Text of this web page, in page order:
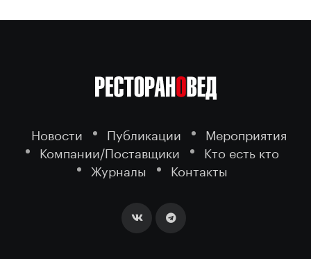
Новости Публикации
Мероприятия
Компании/Поставщики
Кто есть кто
Журналы
Контакты